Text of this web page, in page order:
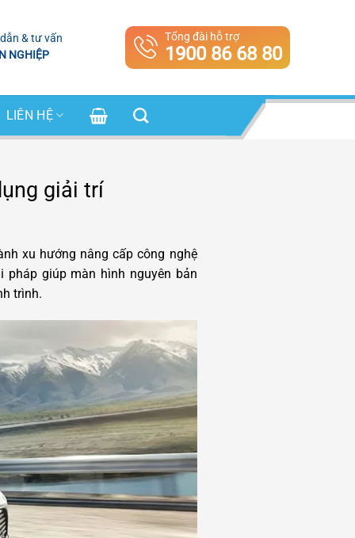
& tư vấn
NGHIỆP
Tổng đài hỗ trợ
1900 86 68 80
LIÊN HỆ
giải trí
xu hướng nâng cấp công nghệ
giúp màn hình nguyên bản
trình.